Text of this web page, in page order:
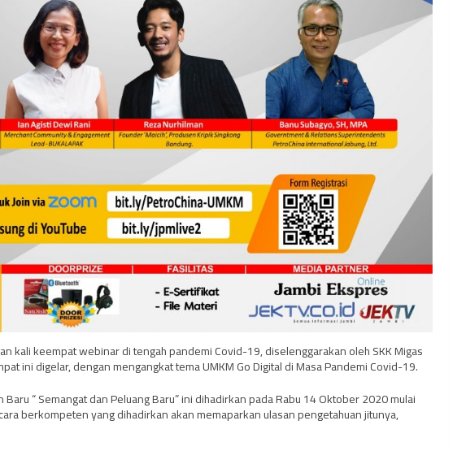
kali keempat webinar di tengah pandemi Covid-19, diselenggarakan oleh SKK Migas
ini digelar, dengan mengangkat tema UMKM Go Digital di Masa Pandemi Covid-19.
“ Semangat dan Peluang Baru” ini dihadirkan pada Rabu 14 Oktober 2020 mulai
berkompeten yang dihadirkan akan memaparkan ulasan pengetahuan jitunya,